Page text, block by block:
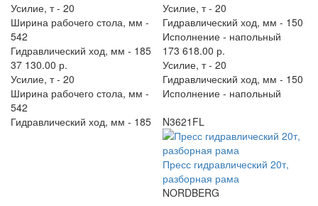
Усилие, т - 20
Ширина рабочего стола, мм -
542
Гидравлический ход, мм - 185
37 130.00 р.
Усилие, т - 20
Ширина рабочего стола, мм -
542
Гидравлический ход, мм - 185
Усилие, т - 20
Гидравлический ход, мм - 150
Исполнение - напольный
173 618.00 р.
Усилие, т - 20
Гидравлический ход, мм - 150
Исполнение - напольный
N3621FL
Пресс гидравлический 20т,
разборная рама
NORDBERG